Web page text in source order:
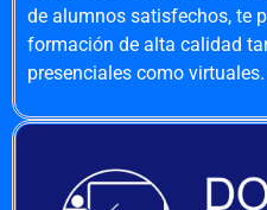
de alumnos satisfechos, te
formación de alta calidad
presenciales como virtuales.